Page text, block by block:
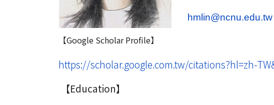
hmlin@ncnu.edu.tw
【Google Scholar Profile】
https://scholar.google.com.tw/citations?hl=zh-
【Education】